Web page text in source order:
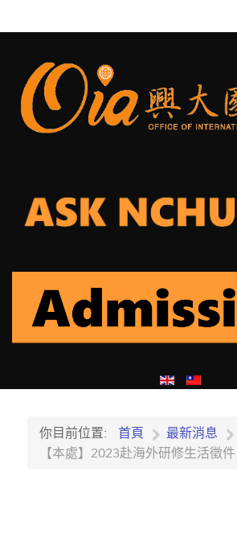
你目前位置: 首頁 最新消息
【本處】2023赴海外研修生活徵